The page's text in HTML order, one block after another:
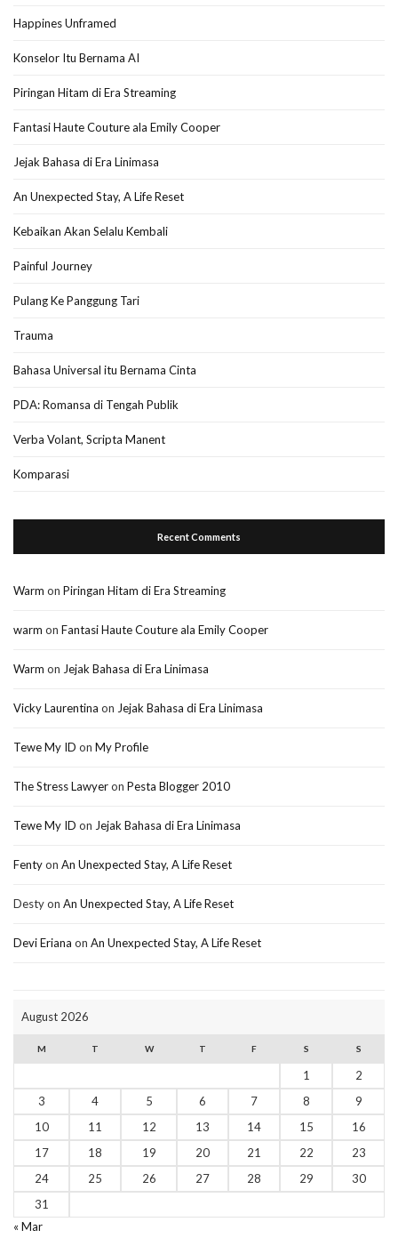
Happines Unframed
Konselor Itu Bernama AI
Piringan Hitam di Era Streaming
Fantasi Haute Couture ala Emily Cooper
Jejak Bahasa di Era Linimasa
An Unexpected Stay, A Life Reset
Kebaikan Akan Selalu Kembali
Painful Journey
Pulang Ke Panggung Tari
Trauma
Bahasa Universal itu Bernama Cinta
PDA: Romansa di Tengah Publik
Verba Volant, Scripta Manent
Komparasi
Recent Comments
Warm on Piringan Hitam di Era Streaming
warm on Fantasi Haute Couture ala Emily Cooper
Warm on Jejak Bahasa di Era Linimasa
Vicky Laurentina on Jejak Bahasa di Era Linimasa
Tewe My ID on My Profile
The Stress Lawyeron Pesta Blogger 2010
Tewe My ID on Jejak Bahasa di Era Linimasa
Fentyon An Unexpected Stay, A Life Reset
Destyon An Unexpected Stay, A Life Reset
Devi Eriana on An Unexpected Stay, A Life Reset
August 2026
M T W T F S S
1
2
3
4 5 6 7 8
9
10
11 12 13 14 15
16
17
18 19 20 21 22
23
24
25 26 27 28 29
30
31
« Mar